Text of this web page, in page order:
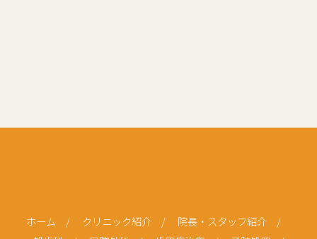
ホーム / クリニック紹介 / 院長・スタッフ紹介 /